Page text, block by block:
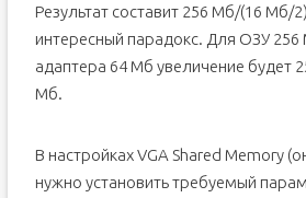
Результат составит 256 Мб/(16 Мб/
интересный парадокс. Для ОЗУ 256
адаптера 64 Мб увеличение будет
Мб.
В настройках VGA Shared Memory
нужно установить требуемый